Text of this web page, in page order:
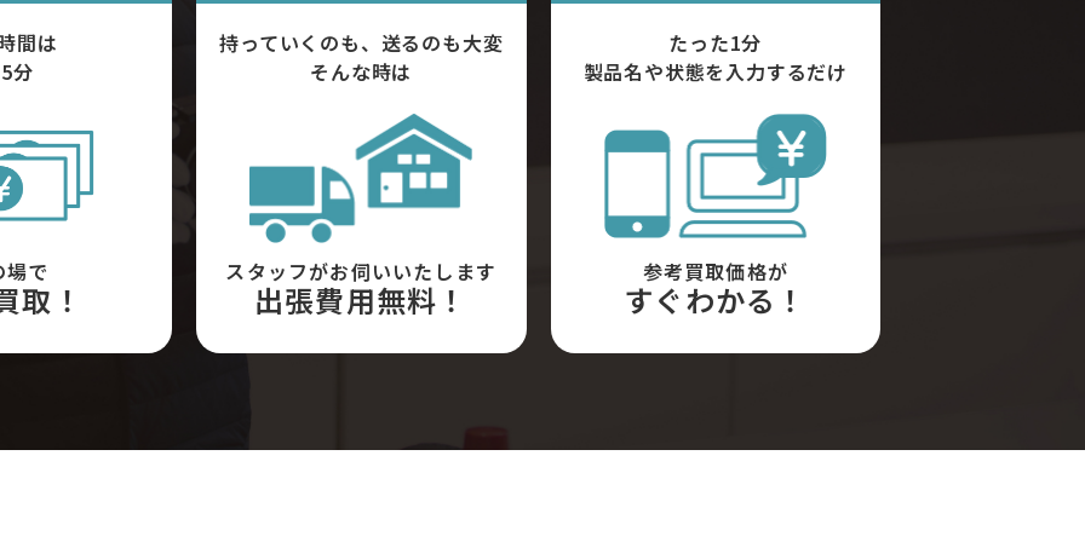
間は
分
場で
取！
持っていくのも、送るのも大変
そんな時は
スタッフがお伺いいたします
出張費用無料！
たった1分
製品名や状態を入力するだけ
参考買取価格が
すぐわかる！